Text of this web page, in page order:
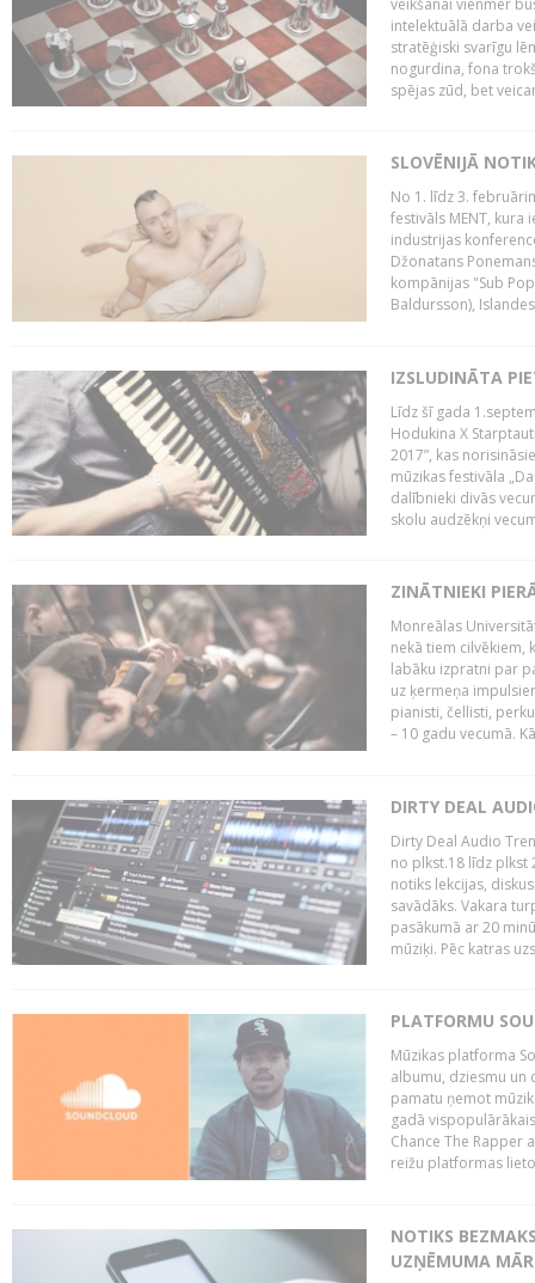
veikšanai vienmēr
intelektuālā darba
stratēģiski svarīgu
nogurdina, fona
spējas zūd, bet
SLOVĒNIJĀ
No 1. līdz 3.
festivāls MENT, kura
industrijas
Džonatans
kompānijas "Sub
Baldursson),
IZSLUDINĀTA
Līdz šī gada
Hodukina X
2017”, kas
mūzikas festivāla
dalībnieki divās
skolu audzēkņi
ZINĀTNIEKI
Monreālas
nekā tiem cilvēkiem,
labāku izpratni par
uz ķermeņa
pianisti, čellisti,
– 10 gadu vecumā.
DIRTY DEAL
Dirty Deal Audio
no plkst.18 līdz plkst
notiks lekcijas,
savādāks. Vakara
pasākumā ar 20
mūziķi. Pēc katras
PLATFORMU
Mūzikas platforma
albumu, dziesmu un
pamatu ņemot
gadā
Chance The Rapper
reižu platformas
NOTIKS
UZŅĒMUMA